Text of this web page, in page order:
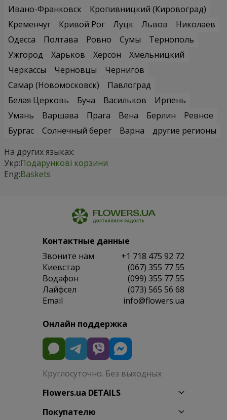
Ивано-Франковск
Кропивницкий (Кировоград)
Кременчуг
Кривой Рог Луцк Львов
Николаев
Одесса
Полтава Ровно Сумы
Тернополь
Ужгород
Харьков Херсон
Хмельницкий
Черкассы
Черновцы
Чернигов
Самар (Новомосковск)
Павлоград
Белая Церковь
Буча Васильков
Ирпень
Умань
Варшава Прага Вена Берлин
Ревное
Бургас
Солнечный берег Варна
другие регионы
На других языках:
Укр:Подарункові корзини
Eng:Baskets
Контактные данные
Звоните нам
+1 718 475 92 72
Киевстар
(067) 355 77 55
Водафон
(099) 355 77 55
Лайфсел
(073) 565 56 68
Email
info@flowers.ua
Онлайн поддержка
Круглосуточно. Без выходных
Flowers.ua DETAILS
Покупателю